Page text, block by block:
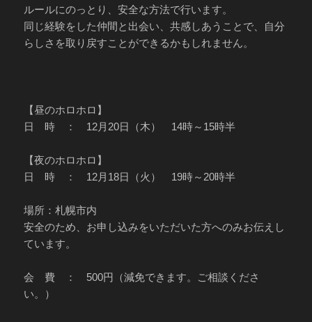
ルールにのっとり、安全な方法で行います。
同じ経験をした仲間と出会い、共感しあうことで、自分
らしさを取り戻すことができるかもしれません。
【昼のホロホロ】
日 時 ： 12月20日（木） 14時～15時半
【夜のホロホロ】
日 時 ： 12月18日（火） 19時～20時半
場所：札幌市内
安全のため、お申し込みをいただいた方へのみお伝えし
ています。
会 費 ： 500円（減免できます。ご相談くださ
い。）